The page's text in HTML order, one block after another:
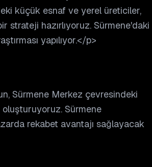
küçük esnaf ve yerel üreticiler,
strateji hazırlıyoruz. Sürmene'daki
yapılıyor.</p>
Sürmene Merkez çevresindeki
Sürmene
rekabet avantajı sağlayacak